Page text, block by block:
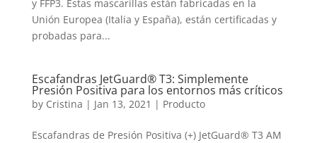
y FFP3. Estas mascarillas están fabricadas en la
Unión Europea (Italia y España), están certificadas y
probadas para...
Escafandras JetGuard® T3: Simplemente
Presión Positiva para los entornos más críticos
by Cristina | Jan 13, 2021 | Producto
Escafandras de Presión Positiva (+) JetGuard® T3 AM